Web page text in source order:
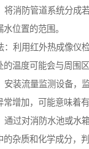
将消防管道系统分成
位置的范围。
：利用红外热成像仪
温度可能会与周围区
安装流量监测设备，
增加，可能意味着有
通过对消防水池或水
的杂质和化学成分，